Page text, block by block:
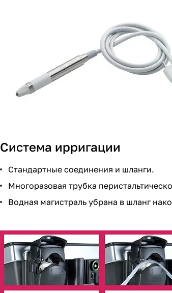
Система ирригации
Стандартные соединения и шланги.
Многоразовая трубка
Водная магистраль убрана в шланг